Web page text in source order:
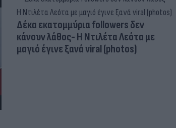
Δέκα εκατομμύρια followers δεν
κάνουν λάθος- Η Ντιλέτα Λεότα με
μαγιό έγινε ξανά viral (photos)